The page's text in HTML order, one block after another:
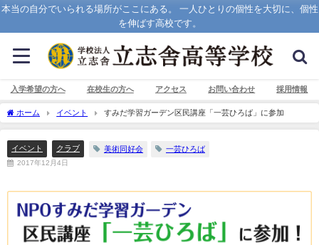
本当の自分でいられる場所がここにある。 一人ひとりの個性を大切に、個性
を伸ばす高校です。
入学希望の方へ 在校生の方へ アクセス お問い合わせ 採用情報
ホーム イベント すみだ学習ガーデン区民講座「一芸ひろば」に参加
イベント クラブ 美術同好会 一芸ひろば
2017年12月4日